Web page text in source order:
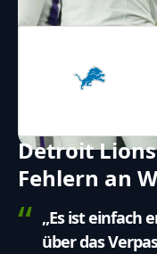
Detroit
Fehlern an
„Es ist einfach
über das